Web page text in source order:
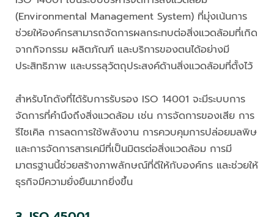
(Environmental Management System) ที่มุ่งเน้นการ
ช่วยให้องค์กรสามารถจัดการผลกระทบต่อสิ่งแวดล้อมที่เกิด
จากกิจกรรม ผลิตภัณฑ์ และบริการของตนได้อย่างมี
ประสิทธิภาพ และบรรลุวัตถุประสงค์ด้านสิ่งแวดล้อมที่ตั้งไว้
สำหรับโกดังที่ได้รับการรับรอง ISO 14001 จะมีระบบการ
จัดการที่คำนึงถึงสิ่งแวดล้อม เช่น การจัดการของเสีย การ
รีไซเคิล การลดการใช้พลังงาน การควบคุมการปล่อยมลพิษ
และการจัดการสารเคมีที่เป็นมิตรต่อสิ่งแวดล้อม การมี
มาตรฐานนี้ช่วยสร้างภาพลักษณ์ที่ดีให้กับองค์กร และช่วยให้
ธุรกิจมีความยั่งยืนมากยิ่งขึ้น